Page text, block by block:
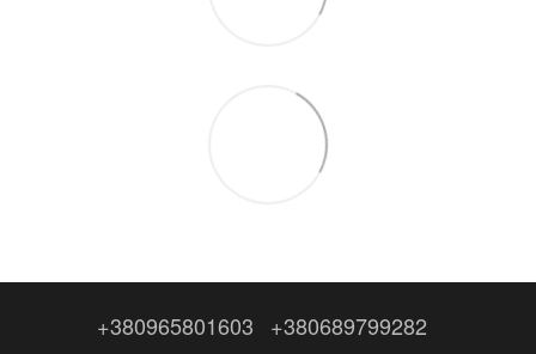
+380965801603 +380689799282